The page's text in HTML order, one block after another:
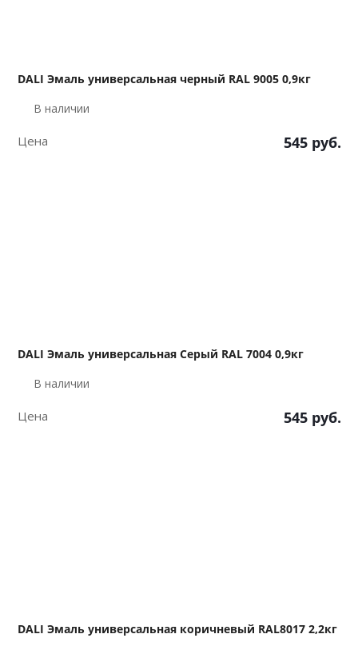
DALI Эмаль универсальная черный RAL 9005 0,9кг
В наличии
Цена 545 руб.
DALI Эмаль универсальная Серый RAL 7004 0,9кг
В наличии
Цена 545 руб.
DALI Эмаль универсальная коричневый RAL8017 2,2кг